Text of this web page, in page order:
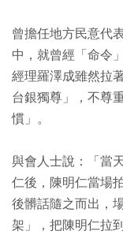
曾擔任地方民意代
中，就曾經「命令
經理羅澤成雖然拉
台銀獨尊」，不尊
慣」。
與會人士說：「當
仁後，陳明仁當場
後髒話隨之而出，
架」，把陳明仁拉